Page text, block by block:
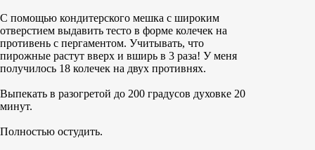
С помощью кондитерского мешка с широким
отверстием выдавить тесто в форме колечек на
противень с пергаментом. Учитывать, что
пирожные растут вверх и вширь в 3 раза! У меня
получилось 18 колечек на двух противнях.
Выпекать в разогретой до 200 градусов духовке 20
минут.
Полностью остудить.